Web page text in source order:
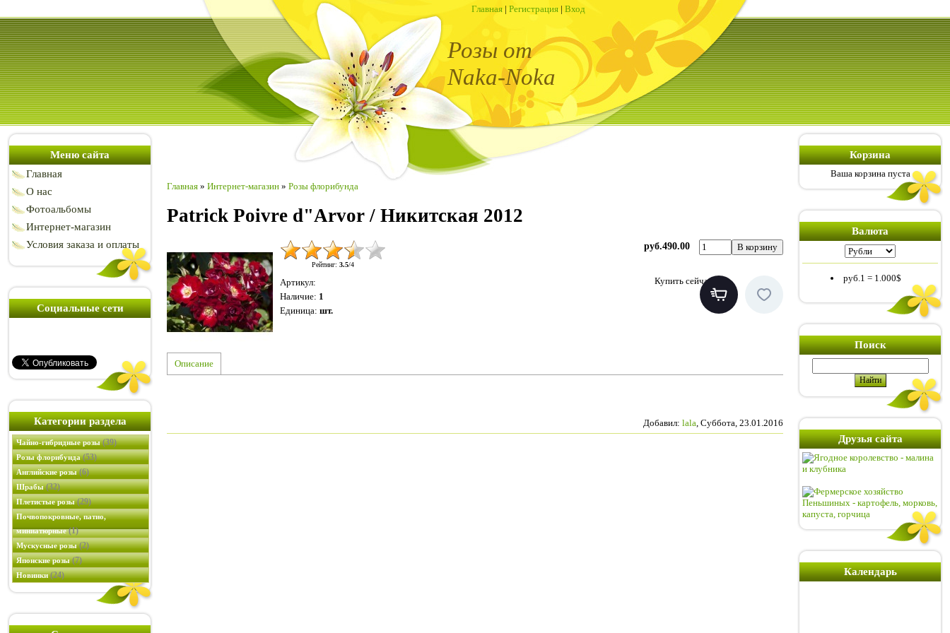
Главная | Регистрация | Вход
Розы от
Naka-Noka
Меню сайта
Главная
О нас
Фотоальбомы
Интернет-магазин
Условия заказа и оплаты
Социальные сети
Категории раздела
Чайно-гибридные розы(39)
Розы флорибунда(53)
Английские розы(6)
Шрабы(32)
Плетистые розы(29)
Почвопокровные, патио,
миниатюрные(1)
Мускусные розы(2)
Японские розы(7)
Новинки(24)
Главная » Интернет-магазин » Розы флорибунда
Patrick Poivre d"Arvor / Никитская 2012
Рейтинг: 3.5/4
руб.490.00
Артикул:
Наличие: 1
Единица: шт.
Купить сейчас
Описание
Добавил: lala , Суббота, 23.01.2016
Корзина
Ваша корзина пуста
Валюта
руб.1 = 1.000$
Поиск
Друзья сайта
Календарь